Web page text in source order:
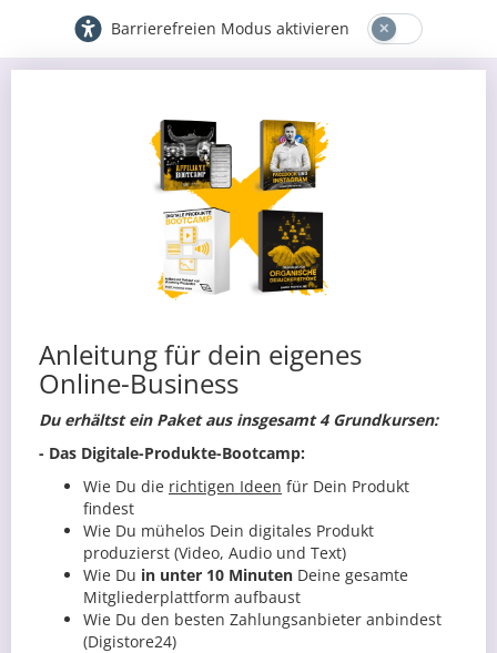
Barrierefreien Modus aktivieren
Anleitung für dein eigenes
Online-Business
Du erhältst ein Paket aus insgesamt 4 Grundkursen:
- Das Digitale-Produkte-Bootcamp:
Wie Du die richtigen Ideen für Dein Produkt
findest
Wie Du mühelos Dein digitales Produkt
produzierst (Video, Audio und Text)
Wie Du in unter 10 Minuten Deine gesamte
Mitgliederplattform aufbaust
Wie Du den besten Zahlungsanbieter anbindest
(Digistore24)